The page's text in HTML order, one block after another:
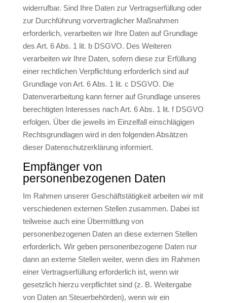
widerrufbar. Sind Ihre Daten zur Vertragserfüllung oder
zur Durchführung vorvertraglicher Maßnahmen
erforderlich, verarbeiten wir Ihre Daten auf Grundlage
des Art. 6 Abs. 1 lit. b DSGVO. Des Weiteren
verarbeiten wir Ihre Daten, sofern diese zur Erfüllung
einer rechtlichen Verpflichtung erforderlich sind auf
Grundlage von Art. 6 Abs. 1 lit. c DSGVO. Die
Datenverarbeitung kann ferner auf Grundlage unseres
berechtigten Interesses nach Art. 6 Abs. 1 lit. f DSGVO
erfolgen. Über die jeweils im Einzelfall einschlägigen
Rechtsgrundlagen wird in den folgenden Absätzen
dieser Datenschutzerklärung informiert.
Empfänger von
personenbezogenen Daten
Im Rahmen unserer Geschäftstätigkeit arbeiten wir mit
verschiedenen externen Stellen zusammen. Dabei ist
teilweise auch eine Übermittlung von
personenbezogenen Daten an diese externen Stellen
erforderlich. Wir geben personenbezogene Daten nur
dann an externe Stellen weiter, wenn dies im Rahmen
einer Vertragserfüllung erforderlich ist, wenn wir
gesetzlich hierzu verpflichtet sind (z. B. Weitergabe
von Daten an Steuerbehörden), wenn wir ein